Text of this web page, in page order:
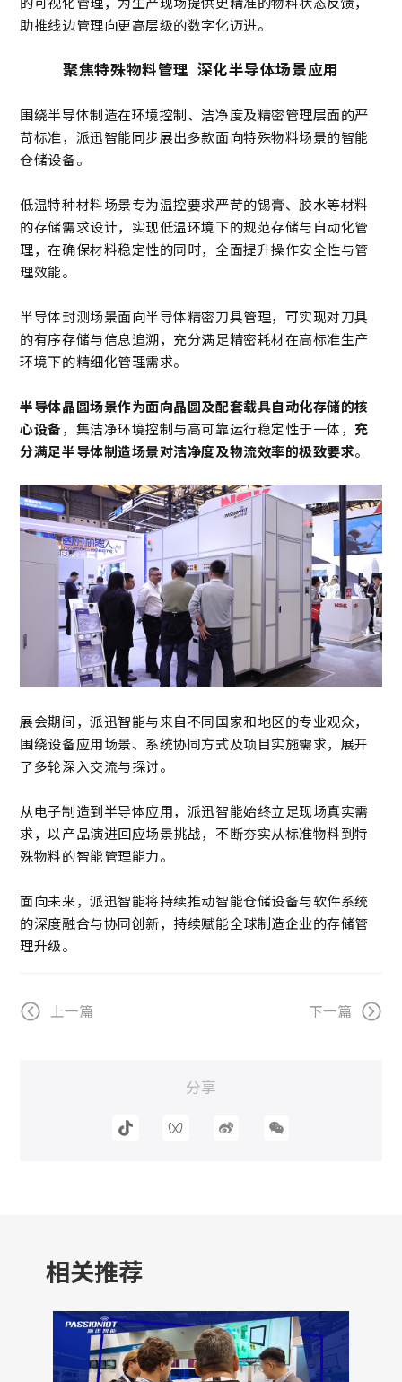
助推线边管理向更高层级的数字化迈进。
聚焦特殊物料管理 深化半导体场景应用
围绕半导体制造在环境控制、洁净度及精密管理层面的严
苛标准，派迅智能同步展出多款面向特殊物料场景的智能
仓储设备。
低温特种材料场景专为温控要求严苛的锡膏、胶水等材料
的存储需求设计，实现低温环境下的规范存储与自动化管
理，在确保材料稳定性的同时，全面提升操作安全性与管
理效能。
半导体封测场景面向半导体精密刀具管理，可实现对刀具
的有序存储与信息追溯，充分满足精密耗材在高标准生产
环境下的精细化管理需求。
半导体晶圆场景作为面向晶圆及配套载具自动化存储的核
心设备，集洁净环境控制与高可靠运行稳定性于一体， 充
分满足半导体制造场景对洁净度及物流效率的极致要求。
展会期间，派迅智能与来自不同国家和地区的专业观众，
围绕设备应用场景、系统协同方式及项目实施需求，展开
了多轮深入交流与探讨。
从电子制造到半导体应用，派迅智能始终立足现场真实需
求，以产品演进回应场景挑战，不断夯实从标准物料到特
殊物料的智能管理能力。
面向未来，派迅智能将持续推动智能仓储设备与软件系统
的深度融合与协同创新，持续赋能全球制造企业的存储管
理升级。
上一篇 下一篇
分享
相关推荐